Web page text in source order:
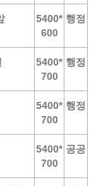
5400*
600
행정
5400*
700
행정
5400*
700
행정
5400*
700
공공